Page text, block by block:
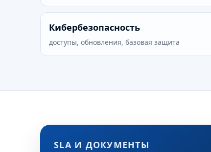
Кибербезопасность
доступы, обновления, базовая защита
SLA И ДОКУМЕНТЫ